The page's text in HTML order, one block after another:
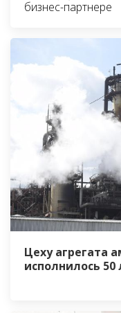
бизнес-партнере
Цеху агрегата
исполнилось 50